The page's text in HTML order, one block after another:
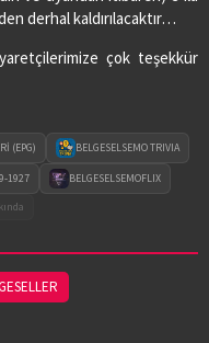
EKİNCİ BULVARI
derhal kaldırılacaktır…
çok teşekkür
(EPG) BELGESELSEMO TRIVIA
1927
BELGESELSEMOFLIX